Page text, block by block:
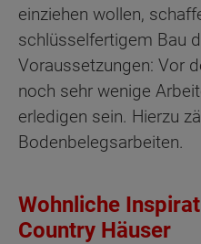
einziehen wollen,
schlüsselfertigem Bau
Voraussetzungen: Vor
noch sehr wenige
erledigen sein. Hierzu
Bodenbelegsarbeiten.
Wohnliche
Country Häuser